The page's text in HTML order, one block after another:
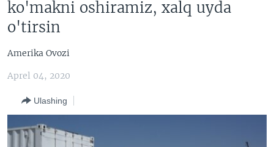
o'ting
MARKAZIY OSIYO
AMERIKA MANZARALARI
XALQARO HAYOT
IJTIMOIY TARMOQLAR
FACEBOOK
INGLIZ TILI DARSLARI
ko'makni oshiramiz, xalq uyda
o'tirsin
Amerika Ovozi
Aprel 04, 2020
Ulashing